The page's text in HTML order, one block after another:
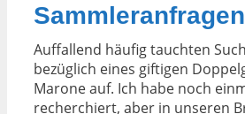
Sammleranfragen
Auffallend häufig tauchten
bezüglich eines giftigen
Marone auf. Ich habe noch
recherchiert, aber in unseren